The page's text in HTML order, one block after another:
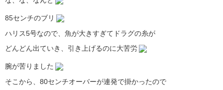
85センチのブリ
ハリス5号なので、魚が大きすぎてドラグの糸が
どんどん出ていき、引き上げるのに大苦労
腕が苦りました
そこから、80センチオーバーが連発で掛かったので